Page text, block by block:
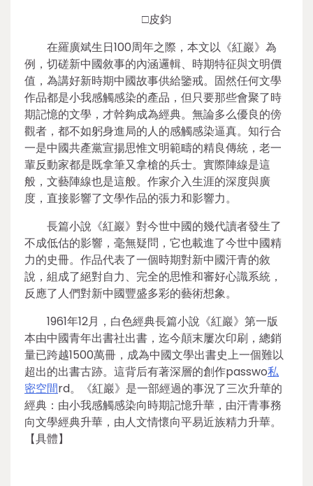
□皮鈞
在羅廣斌生日100周年之際，本文以《紅巖》為
例，切磋新中國敘事的內涵邏輯、時期特征與文明價
值，為講好新時期中國故事供給鑒戒。固然任何文學
作品都是小我感觸感染的產品，但只要那些會聚了時
期記憶的文學，才幹夠成為經典。無論多么優良的傍
觀者，都不如躬身進局的人的感觸感染逼真。知行合
一是中國共產黨宣揚思惟文明範疇的精良傳統，老一
輩反動家都是既拿筆又拿槍的兵士。實際陣線是這
般，文藝陣線也是這般。作家介入生涯的深度與廣
度，直接影響了文學作品的張力和影響力。
長篇小說《紅巖》對今世中國的幾代讀者發生了
不成低估的影響，毫無疑問，它也載進了今世中國精
力的史冊。作品代表了一個時期對新中國汗青的敘
說，組成了絕對自力、完全的思惟和審好心識系統，
反應了人們對新中國豐盛多彩的藝術想象。
1961年12月，白色經典長篇小說《紅巖》第一版
本由中國青年出書社出書，迄今顛末屢次印刷，總銷
量已跨越1500萬冊，成為中國文學出書史上一個難以
超出的出書古跡。這背后有著深層的創作passwo私
密空間rd。《紅巖》是一部經過的事況了三次升華的
經典：由小我感觸感染向時期記憶升華，由汗青事務
向文學經典升華，由人文情懷向平易近族精力升華。
【具體】